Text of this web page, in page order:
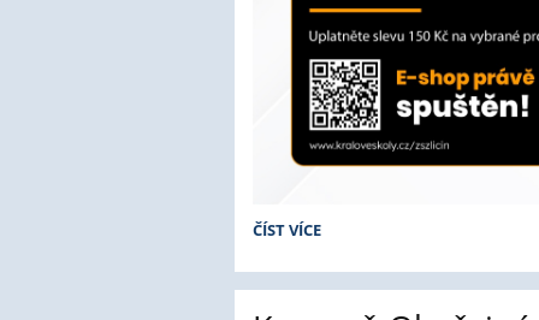
ŠKOLNÍ
ČÍST VÍCE